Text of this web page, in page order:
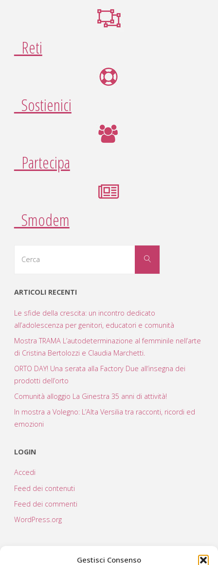
Gestisci Consenso
Reti
Sostienici
Partecipa
Smodem
Cerca
ARTICOLI RECENTI
Le sfide della crescita: un incontro dedicato
all’adolescenza per genitori, educatori e comunità
Mostra TRAMA L’autodeterminazione al femminile nell’arte
di Cristina Bertolozzi e Claudia Marchetti.
ORTO DAY! Una serata alla Factory Due all’insegna dei
prodotti dell’orto
Comunità alloggio La Ginestra 35 anni di attività!
In mostra a Volegno: L’Alta Versilia tra racconti, ricordi ed
emozioni
LOGIN
Accedi
Feed dei contenuti
Feed dei commenti
WordPress.org